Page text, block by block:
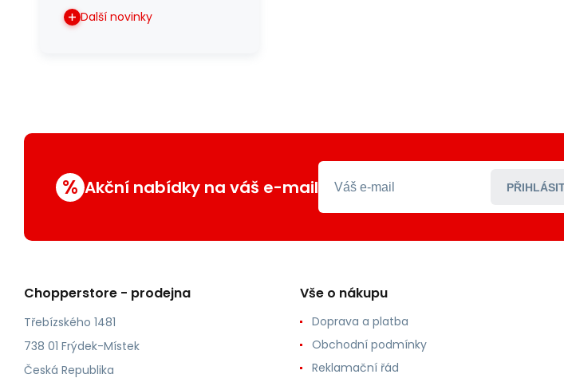
Další novinky
% Akční nabídky na váš e-mail
Chopperstore - prodejna
Třebízského 1481
738 01 Frýdek-Místek
Česká Republika
Vše o nákupu
Doprava a platba
Obchodní podmínky
Reklamační řád